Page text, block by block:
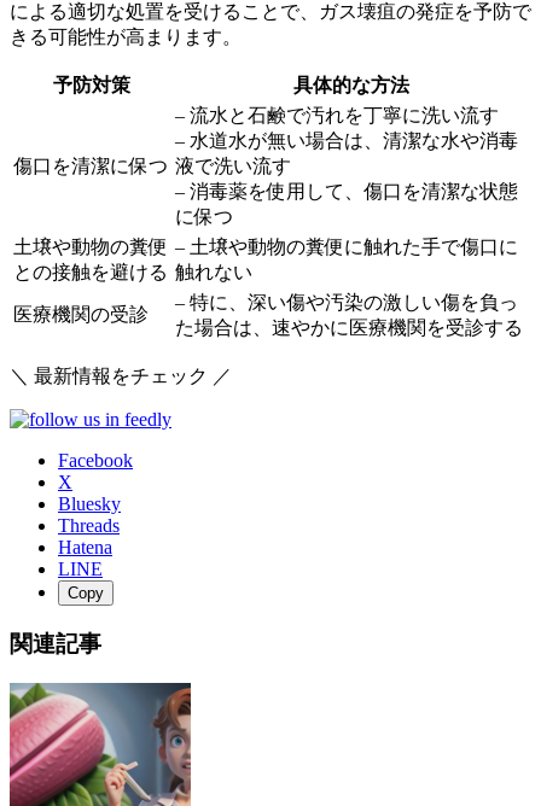
による適切な処置を受けることで、ガス壊疽の発症を予防で
きる可能性が高まります。
予防対策 具体的な方法
傷口を清潔に保つ
– 流水と石鹸で汚れを丁寧に洗い流す
– 水道水が無い場合は、清潔な水や消毒
液で洗い流す
– 消毒薬を使用して、傷口を清潔な状態
に保つ
土壌や動物の糞便
との接触を避ける
– 土壌や動物の糞便に触れた手で傷口に
触れない
医療機関の受診
– 特に、深い傷や汚染の激しい傷を負っ
た場合は、速やかに医療機関を受診する
＼ 最新情報をチェック ／
Facebook
X
Bluesky
Threads
Hatena
LINE
Copy
関連記事